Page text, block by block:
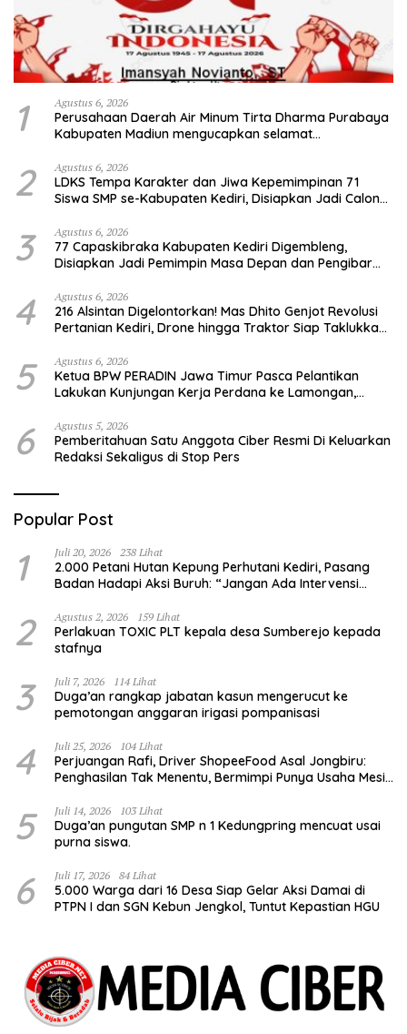
1 Agustus 6, 2026
Perusahaan Daerah Air Minum Tirta Dharma Purabaya
Kabupaten Madiun mengucapkan selamat
2 Agustus 6, 2026
LDKS Tempa Karakter dan Jiwa Kepemimpinan 71
Siswa SMP se-Kabupaten Kediri, Disiapkan Jadi Calon
3 Agustus 6, 2026
77 Capaskibraka Kabupaten Kediri Digembleng,
Disiapkan Jadi Pemimpin Masa Depan dan Pengibar
4 Agustus 6, 2026
216 Alsintan Digelontorkan! Mas Dhito Genjot Revolusi
Pertanian Kediri, Drone hingga Traktor Siap Taklukkan
5 Agustus 6, 2026
Ketua BPW PERADIN Jawa Timur Pasca Pelantikan
Lakukan Kunjungan Kerja Perdana ke Lamongan,
6 Agustus 5, 2026
Pemberitahuan Satu Anggota Ciber Resmi Di Keluarkan
Redaksi Sekaligus di Stop Pers
Popular Post
1 Juli 20, 2026 238 Lihat
2.000 Petani Hutan Kepung Perhutani Kediri, Pasang
Badan Hadapi Aksi Buruh: “Jangan Ada Intervensi
2 Agustus 2, 2026 159 Lihat
Perlakuan TOXIC PLT kepala desa Sumberejo kepada
stafnya
3 Juli 7, 2026 114 Lihat
Duga’an rangkap jabatan kasun mengerucut ke
pemotongan anggaran irigasi pompanisasi
4 Juli 25, 2026 104 Lihat
Perjuangan Rafi, Driver ShopeeFood Asal Jongbiru:
Penghasilan Tak Menentu, Bermimpi Punya Usaha Mesin
5 Juli 14, 2026 103 Lihat
Duga’an pungutan SMP n 1 Kedungpring mencuat usai
purna siswa.
6 Juli 17, 2026 84 Lihat
5.000 Warga dari 16 Desa Siap Gelar Aksi Damai di
PTPN I dan SGN Kebun Jengkol, Tuntut Kepastian HGU